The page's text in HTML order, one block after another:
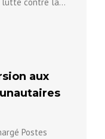
aux
Postes